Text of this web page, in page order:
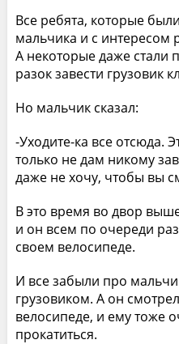
Все ребята, которые
мальчика и с интересом
А некоторые даже стали
разок завести грузовик
Но мальчик сказал:
-Уходите-ка все отсюда.
только не дам никому
даже не хочу, чтобы вы
В это время во двор
и он всем по очереди
своем велосипеде.
И все забыли про
грузовиком. А он
велосипеде, и ему тоже
прокатиться.